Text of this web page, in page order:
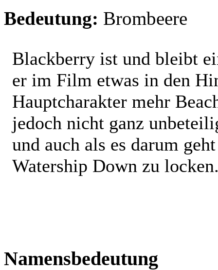
Bedeutung: Brombeere
Blackberry ist und bleibt
er im Film etwas in den
Hauptcharakter mehr
jedoch nicht ganz
und auch als es darum
Watership Down zu
Namensbedeutung